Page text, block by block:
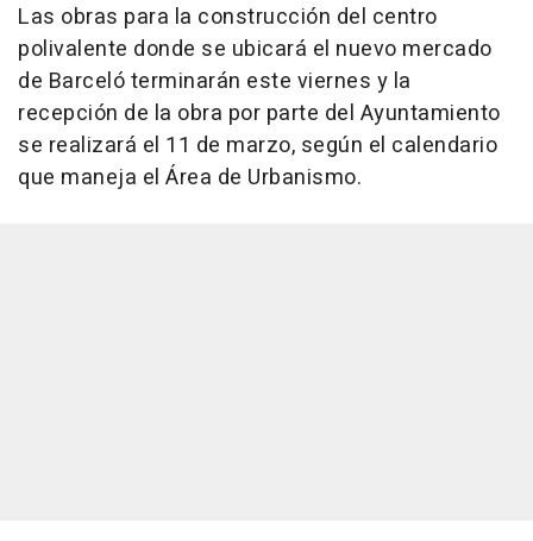
Las obras para la construcción del centro
polivalente donde se ubicará el nuevo mercado
de Barceló terminarán este viernes y la
recepción de la obra por parte del Ayuntamiento
se realizará el 11 de marzo, según el calendario
que maneja el Área de Urbanismo.